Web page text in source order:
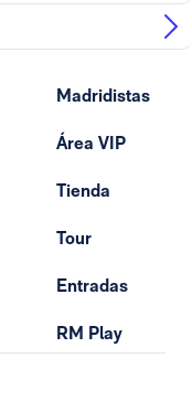
Madridistas
Área VIP
Tienda
Tour
Entradas
RM Play